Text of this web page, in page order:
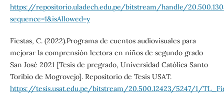
https://repositorio.uladech.edu.pe/bitstream/handle/
sequence=1&isAllowed=y
Fiestas, C. (2022).Programa de cuentos audiovisuales para
mejorar la comprensión lectora en niños de segundo grado
San José 2021 [Tesis de pregrado, Universidad Católica Santo
Toribio de Mogrovejo]. Repositorio de Tesis USAT.
https://tesis.usat.edu.pe/bitstream/20.500.12423/5247/1/